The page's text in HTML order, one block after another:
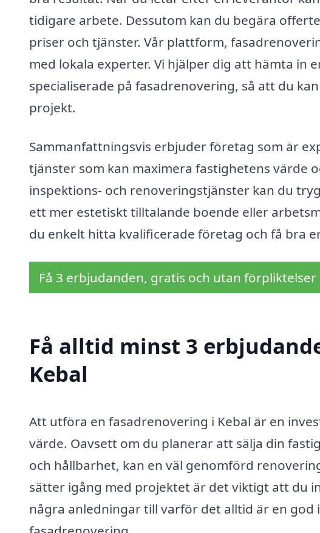
tidigare arbete. Dessutom kan du begära
priser och tjänster. Vår plattform,
med lokala experter. Vi hjälper dig att hämta in
specialiserade på fasadrenovering, så att du
projekt.
Sammanfattningsvis erbjuder företag som är
tjänster som kan maximera fastighetens värde
inspektions- och renoveringstjänster kan du
ett mer estetiskt tilltalande boende eller
du enkelt hitta kvalificerade företag och få bra
Få 3 erbjudanden, gratis och utan förpliktelser
Få alltid minst 3
Kebal
Att utföra en fasadrenovering i Kebal är en
värde. Oavsett om du planerar att sälja din
och hållbarhet, kan en väl genomförd
sätter igång med projektet är det viktigt att du
några anledningar till varför det alltid är en